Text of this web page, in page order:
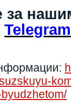
за
Telegram